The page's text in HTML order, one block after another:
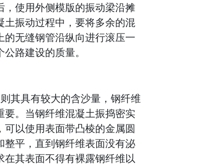
使用外侧模版的振动梁沿摊
振动过程中，要将多余的混
无缝钢管沿纵向进行滚压一
路建设的质量。
其具有较大的含沙量，钢纤维
。当钢纤维混凝土振捣密实
以使用表面带凸棱的金属圆
平，直到钢纤维表面没有泌
其表面不得有裸露钢纤维以